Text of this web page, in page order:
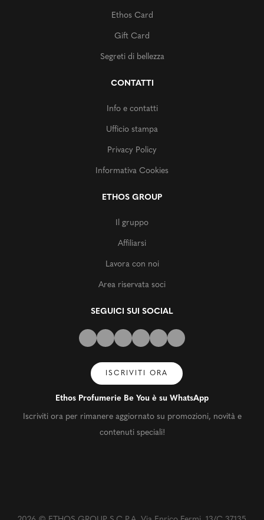
Ethos Card
Gift Card
Segreti di bellezza
CONTATTI
Info e contatti
Ufficio stampa
Privacy Policy
Informativa Cookies
ETHOS GROUP
Il gruppo
Affiliarsi
Lavora con noi
Area riservata soci
SEGUICI SUI SOCIAL
ISCRIVITI ORA
Ethos Profumerie Be You è su WhatsApp
Iscriviti ora per rimanere aggiornato su promozioni, novità e
contenuti speciali!